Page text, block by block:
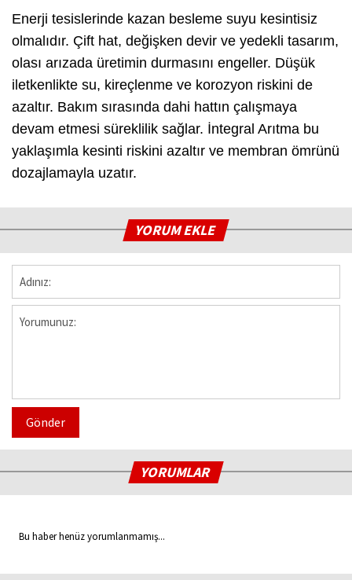
Enerji tesislerinde kazan besleme suyu kesintisiz
olmalıdır. Çift hat, değişken devir ve yedekli tasarım,
olası arızada üretimin durmasını engeller. Düşük
iletkenlikte su, kireçlenme ve korozyon riskini de
azaltır. Bakım sırasında dahi hattın çalışmaya
devam etmesi süreklilik sağlar. İntegral Arıtma bu
yaklaşımla kesinti riskini azaltır ve membran ömrünü
dozajlamayla uzatır.
YORUM EKLE
Gönder
YORUMLAR
Bu haber henüz yorumlanmamış...